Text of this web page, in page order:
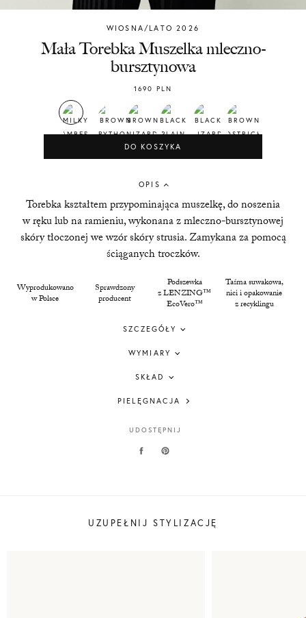
WIOSNA/LATO 2026
Chylak
Mała Torebka Muszelka mleczno-
bursztynowa
1690 PLN
DO KOSZYKA
OPIS
Torebka kształtem przypominająca muszelkę, do noszenia
w ręku lub na ramieniu, wykonana z mleczno-bursztynowej
skóry tłoczonej we wzór skóry strusia. Zamykana za pomocą
ściąganych troczków.
Wyprodukowano
w Polsce
Sprawdzony
producent
Podszewka
z LENZING™
EcoVero™
Taśma suwakowa,
nici i opakowanie
z recyklingu
SZCZEGÓŁY
WYMIARY
SKŁAD
PIELĘGNACJA
UDOSTĘPNIJ
UZUPEŁNIJ STYLIZACJĘ